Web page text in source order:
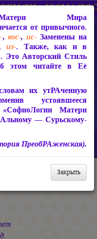
Диво Под куполом
Матери Мира
от привычного.
,вос-,ис- Заменены на
из-. Также, как и в
. Это Авторский Стиль
этом читайте в Её
их утРАченную
устоявшееся
Матери
— Сурьскому-
ПреобРАженская).
Закрыть